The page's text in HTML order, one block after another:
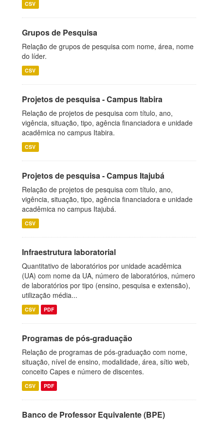
CSV
Grupos de Pesquisa
Relação de grupos de pesquisa com nome, área, nome
do líder.
CSV
Projetos de pesquisa - Campus Itabira
Relação de projetos de pesquisa com título, ano,
vigência, situação, tipo, agência financiadora e unidade
acadêmica no campus Itabira.
CSV
Projetos de pesquisa - Campus Itajubá
Relação de projetos de pesquisa com título, ano,
vigência, situação, tipo, agência financiadora e unidade
acadêmica no campus Itajubá.
CSV
Infraestrutura laboratorial
Quantitativo de laboratórios por unidade acadêmica
(UA) com nome da UA, número de laboratórios, número
de laboratórios por tipo (ensino, pesquisa e extensão),
utilização média...
CSV PDF
Programas de pós-graduação
Relação de programas de pós-graduação com nome,
situação, nível de ensino, modalidade, área, sítio web,
conceito Capes e número de discentes.
CSV PDF
Banco de Professor Equivalente (BPE)